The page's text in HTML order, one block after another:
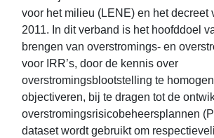
voor het milieu (LENE) en het decreet
2011. In dit verband is het hoofddoel
brengen van overstromings- en
voor IRR’s, door de kennis over
overstromingsblootstelling te
objectiveren, bij te dragen tot de
overstromingsrisicobeheersplannen
dataset wordt gebruikt om